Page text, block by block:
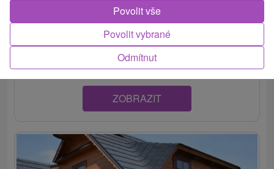
Tradične zariadená drevenica v liptovskej obci Liptovská
Štiavnica. Disponuje obývacou časťou, kde si možno
skvele...
ZOBRAZIT
Odmítnut
Povolit vybrané
Povolit vše